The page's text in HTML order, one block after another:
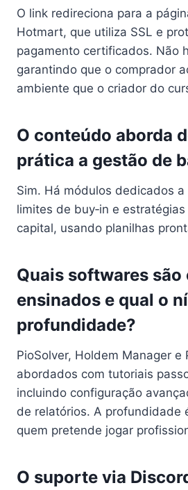
O link redireciona para a
Hotmart, que utiliza SSL e
pagamento certificados. Não
garantindo que o comprador
ambiente que o criador do
O conteúdo aborda
prática a gestão de
Sim. Há módulos dedicados
limites de buy‑in e
capital, usando planilhas
Quais softwares
ensinados e qual o
profundidade?
PioSolver, Holdem Manager e
abordados com tutoriais
incluindo configuração
de relatórios. A profundidade
quem pretende jogar
O suporte via